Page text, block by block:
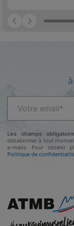
Les champs
désabonner à tout
e-mails. Pour obtenir
Politique de